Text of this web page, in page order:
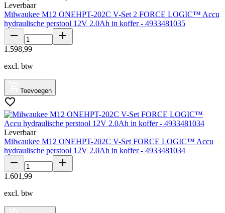
Leverbaar
Milwaukee M12 ONEHPT-202C V-Set 2 FORCE LOGIC™ Accu
hydraulische perstool 12V 2.0Ah in koffer - 4933481035
1 .598,99
excl. btw
Toevoegen
Leverbaar
Milwaukee M12 ONEHPT-202C V-Set FORCE LOGIC™ Accu
hydraulische perstool 12V 2.0Ah in koffer - 4933481034
1 .601 ,99
excl. btw